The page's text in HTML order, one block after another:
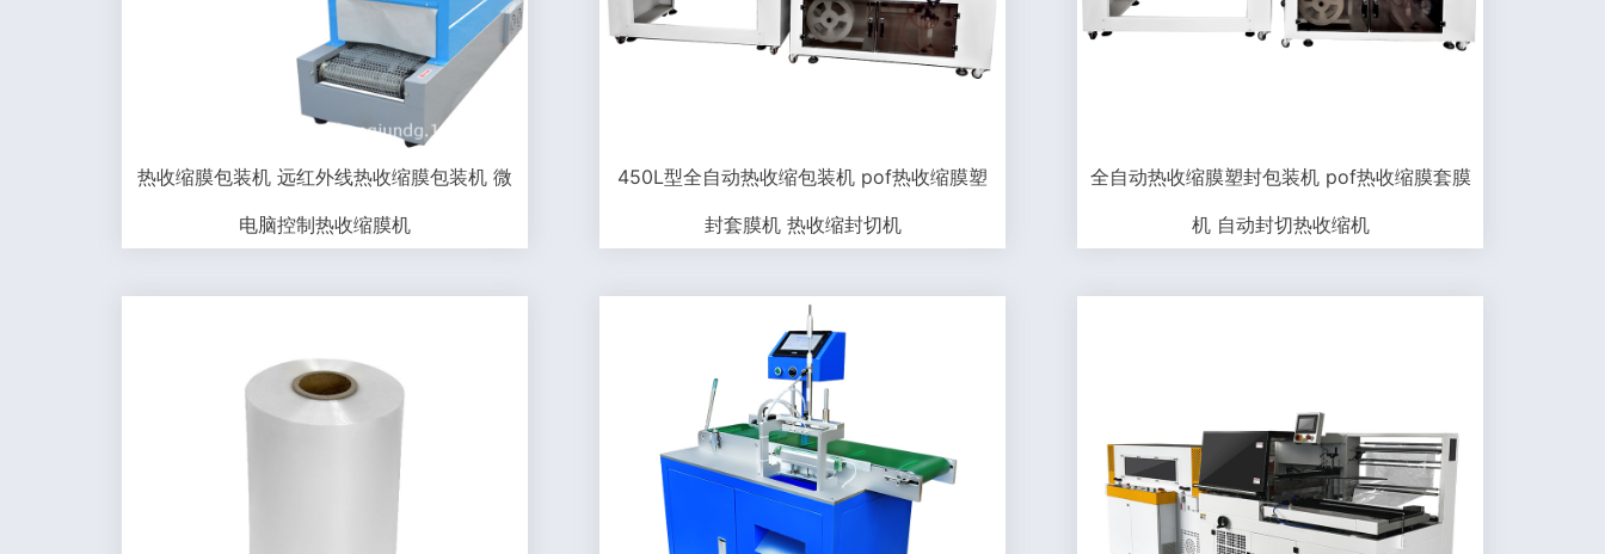
热收缩膜包装机 远红外线热收缩膜包装机 微
电脑控制热收缩膜机
450L型全自动热收缩包装机 pof热收缩膜塑
封套膜机 热收缩封切机
全自动热收缩膜塑封包装机 pof热收缩膜套膜
机 自动封切热收缩机